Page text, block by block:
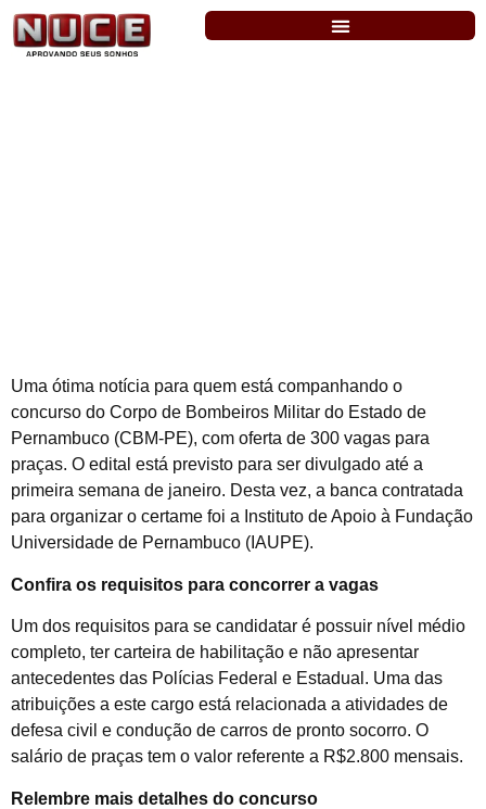
Uma ótima notícia para quem está companhando o
concurso do Corpo de Bombeiros Militar do Estado de
Pernambuco (CBM-PE), com oferta de 300 vagas para
praças. O edital está previsto para ser divulgado até a
primeira semana de janeiro. Desta vez, a banca contratada
para organizar o certame foi a Instituto de Apoio à Fundação
Universidade de Pernambuco (IAUPE).
Confira os requisitos para concorrer a vagas
Um dos requisitos para se candidatar é possuir nível médio
completo, ter carteira de habilitação e não apresentar
antecedentes das Polícias Federal e Estadual. Uma das
atribuições a este cargo está relacionada a atividades de
defesa civil e condução de carros de pronto socorro. O
salário de praças tem o valor referente a R$2.800 mensais.
Relembre mais detalhes do concurso